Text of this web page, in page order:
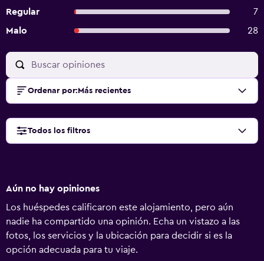
Regular
7
Malo
28
Ordenar por: Más recientes
Todos los filtros
Aún no hay opiniones
Los huéspedes calificaron este alojamiento, pero aún
nadie ha compartido una opinión. Echa un vistazo a las
fotos, los servicios y la ubicación para decidir si es la
opción adecuada para tu viaje.